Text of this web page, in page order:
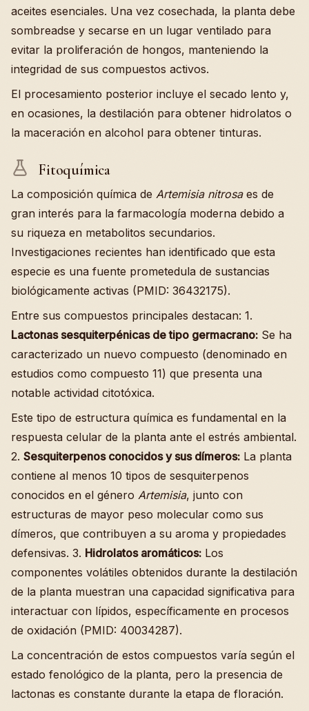
aceites esenciales. Una vez cosechada, la planta debe
sombreadse y secarse en un lugar ventilado para
evitar la proliferación de hongos, manteniendo la
integridad de sus compuestos activos.
El procesamiento posterior incluye el secado lento y,
en ocasiones, la destilación para obtener hidrolatos o
la maceración en alcohol para obtener tinturas.
Fitoquímica
La composición química de Artemisia nitrosaes de
gran interés para la farmacología moderna debido a
su riqueza en metabolitos secundarios.
Investigaciones recientes han identificado que esta
especie es una fuente prometedula de sustancias
biológicamente activas (PMID: 36432175).
Entre sus compuestos principales destacan: 1.
Lactonas sesquiterpénicas de tipo germacrano: Se ha
caracterizado un nuevo compuesto (denominado en
estudios como compuesto 11) que presenta una
notable actividad citotóxica.
Este tipo de estructura química es fundamental en la
respuesta celular de la planta ante el estrés ambiental.
2. Sesquiterpenos conocidos y sus dímeros: La planta
contiene al menos 10 tipos de sesquiterpenos
conocidos en el género Artemisia, junto con
estructuras de mayor peso molecular como sus
dímeros, que contribuyen a su aroma y propiedades
defensivas. 3. Hidrolatos aromáticos: Los
componentes volátiles obtenidos durante la destilación
de la planta muestran una capacidad significativa para
interactuar con lípidos, específicamente en procesos
de oxidación (PMID: 40034287).
La concentración de estos compuestos varía según el
estado fenológico de la planta, pero la presencia de
lactonas es constante durante la etapa de floración.